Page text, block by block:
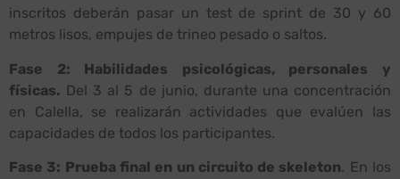
inscritos deberán pasar un test de sprint de 30 y 60
metros lisos, empujes de trineo pesado o saltos.
Fase 2: Habilidades psicológicas, personales y
físicas. Del 3 al 5 de junio, durante una concentración
en Calella, se realizarán actividades que evalúen las
capacidades de todos los participantes.
Fase 3: Prueba final en un circuito de skeleton. En los